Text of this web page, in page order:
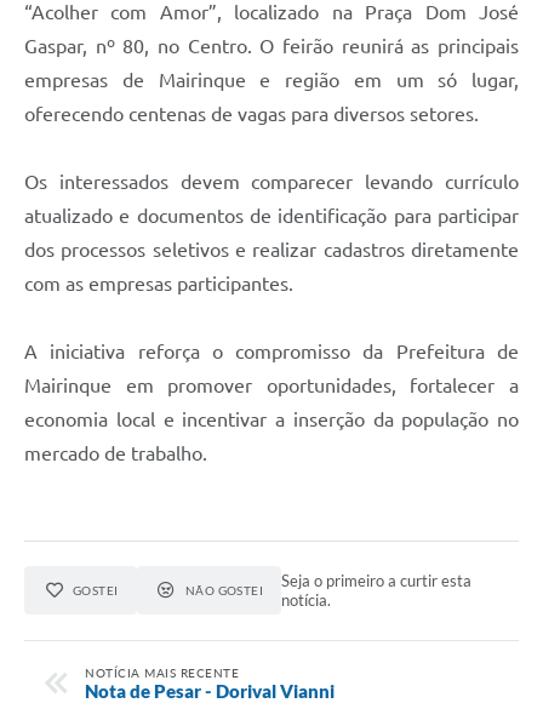
“Acolher com Amor”, localizado na Praça Dom José
Gaspar, nº 80, no Centro. O feirão reunirá as principais
empresas de Mairinque e região em um só lugar,
oferecendo centenas de vagas para diversos setores.
Os interessados devem comparecer levando currículo
atualizado e documentos de identificação para participar
dos processos seletivos e realizar cadastros diretamente
com as empresas participantes.
A iniciativa reforça o compromisso da Prefeitura de
Mairinque em promover oportunidades, fortalecer a
economia local e incentivar a inserção da população no
mercado de trabalho.
GOSTEI NÃO GOSTEI
Seja o primeiro a curtir esta
notícia.
NOTÍCIA MAIS RECENTE
Nota de Pesar - Dorival Vianni